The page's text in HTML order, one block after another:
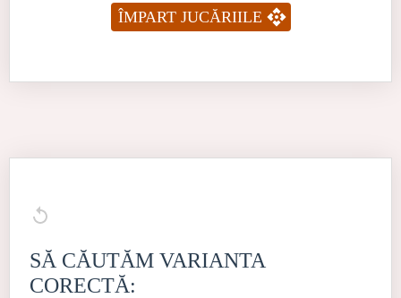
ÎMPART JUCĂRIILE
SĂ CĂUTĂM VARIANTA
CORECTĂ: